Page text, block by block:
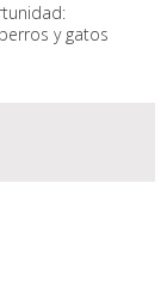
y gatos